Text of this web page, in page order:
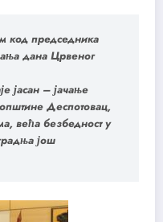
јасан – јачање
Деспотовац,
већа безбедност у
још